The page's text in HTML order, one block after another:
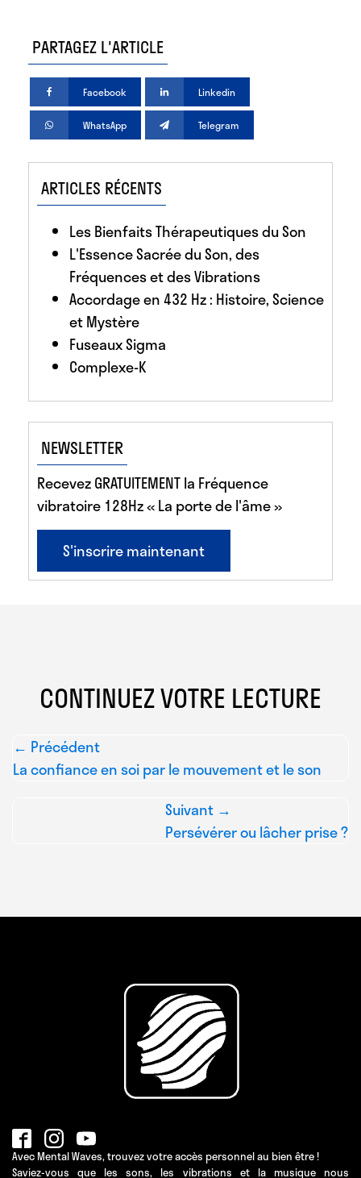
PARTAGEZ L'ARTICLE
Facebook Linkedin
WhatsApp Telegram
ARTICLES RÉCENTS
Les Bienfaits Thérapeutiques du Son
L'Essence Sacrée du Son, des
Fréquences et des Vibrations
Accordage en 432 Hz : Histoire, Science
et Mystère
Fuseaux Sigma
Complexe-K
NEWSLETTER
Recevez GRATUITEMENT la Fréquence
vibratoire 128Hz « La porte de l'âme »
S'inscrire maintenant
CONTINUEZ VOTRE LECTURE
← Précédent
La confiance en soi par le mouvement et le son
Suivant →
Persévérer ou lâcher prise ?
Avec Mental Waves, trouvez votre accès personnel au bien être !
Saviez-vous que les sons, les vibrations et la musique nous